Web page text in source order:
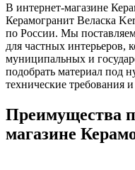
В интернет-магазине
Керамогранит Веласка
по России. Мы
для частных интерьеров,
муниципальных и
подобрать материал под
технические требования
Преимущества
магазине